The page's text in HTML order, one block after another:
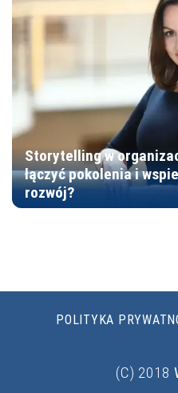
Storytelling w
łączyć pokolenia i
rozwój?
POLITYKA
(C) 2018